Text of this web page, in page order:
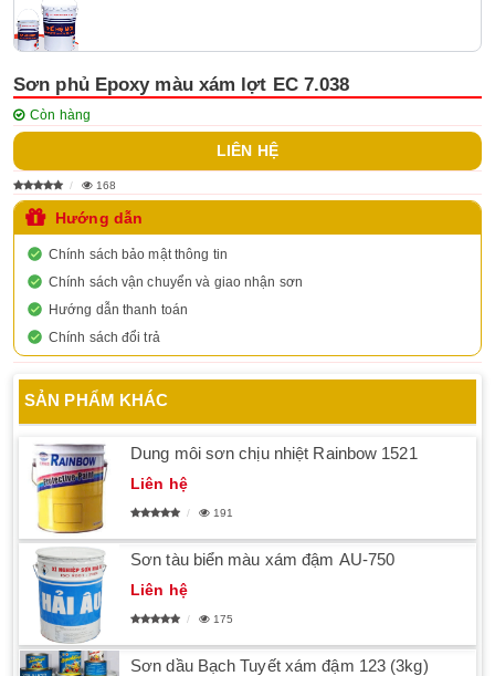
Sơn phủ Epoxy màu xám lợt EC 7.038
Còn hàng
LIÊN HỆ
168
Hướng dẫn
Chính sách bảo mật thông tin
Chính sách vận chuyển và giao nhận sơn
Hướng dẫn thanh toán
Chính sách đổi trả
SẢN PHẨM KHÁC
Dung môi sơn chịu nhiệt Rainbow 1521
Liên hệ
191
Sơn tàu biển màu xám đậm AU-750
Liên hệ
175
Sơn dầu Bạch Tuyết xám đậm 123 (3kg)